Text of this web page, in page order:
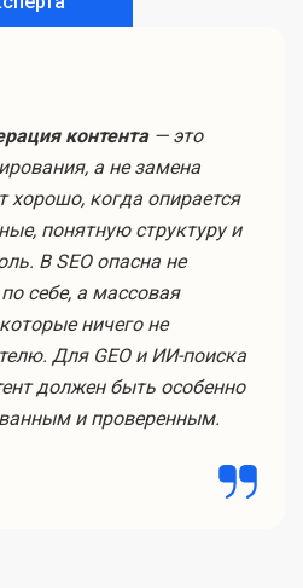
контента— это
а не замена
хорошо, когда опирается
понятную структуру и
В SEO опасна не
себе, а массовая
ничего не
Для GEO и ИИ-поиска
должен быть особенно
и проверенным.